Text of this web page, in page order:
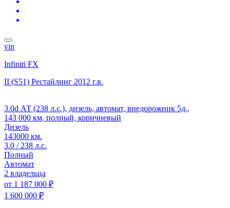
vin
Infiniti FX
II (S51) Рестайлинг 2012 г.в.
3.0d АТ (238 л.с.), дизель, автомат, внедорожник 5д.,
143 000 км, полный, коричневый
Дизель
143000 км.
3.0 / 238 л.с.
Полный
Автомат
2 владельца
от 1 187 000 ₽
1 600 000 ₽